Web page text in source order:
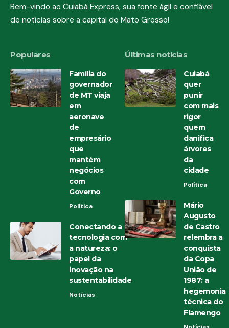
Bem-vindo ao Cuiabá Express, sua fonte ágil e confiável
de notícias sobre a capital do Mato Grosso!
Populares
Família do
governador
de MT viaja
em
aeronave
de
empresário
que
mantém
negócios
com
Governo
Política
Conectando a
tecnologia com
a natureza: o
papel da
inovação na
sustentabilidade
Notícias
Últimas notícias
Cuiabá
quer
punir
com mais
rigor
quem
danifica
árvores
da
cidade
Política
Mário
Augusto
de Castro
relembra a
conquista
da Copa
União de
1987: a
hegemonia
técnica do
Flamengo